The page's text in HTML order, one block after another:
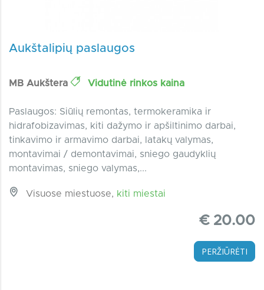
Aukštalipių paslaugos
MB Aukštera Vidutinė rinkos kaina
Paslaugos: Siūlių remontas, termokeramika ir
hidrafobizavimas, kiti dažymo ir apšiltinimo darbai,
tinkavimo ir armavimo darbai, latakų valymas,
montavimai / demontavimai, sniego gaudyklių
montavimas, sniego valymas,...
Visuose miestuose, kiti miestai
€ 20.00
PERŽIŪRĖTI